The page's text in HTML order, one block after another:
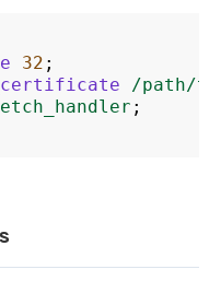
32 ;
/path/to/
;